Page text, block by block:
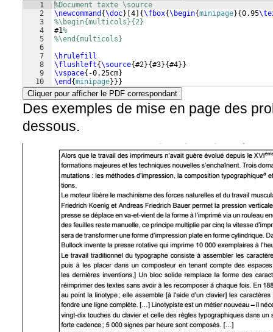
1
2
3
4
5
6
7
8
9
10
%Document texte \source
\newcommand {\doc} 4 {\fbox{\begin{minipage}{0.95
%\begin{multicols}{2}
#1%
%\end{multicols}
\hrulefill
\flushleft{\source{#2}{#3}{#4}}
\vspace{ -0.25cm}
\end {minipage} }}
Cliquer pour afficher le PDF correspondant
Des exemples de mise en page des
dessous.